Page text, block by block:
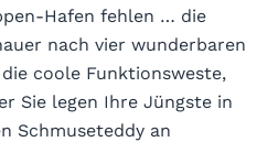
Hafen fehlen … die
nach vier wunderbaren
coole Funktionsweste,
Sie legen Ihre Jüngste in
Schmuseteddy an